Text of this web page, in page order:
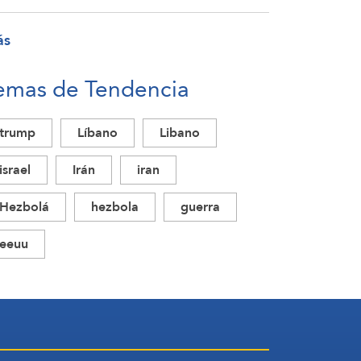
de Tendencia
trump Líbano
Libano
israel
Irán
iran
Hezbolá
hezbola
guerra
eeuu